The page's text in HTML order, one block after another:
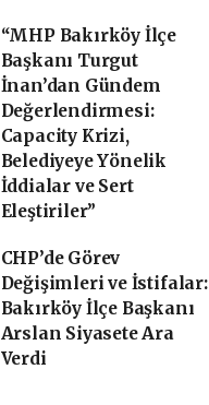
“MHP Bakırköy İlçe
Başkanı Turgut
İnan’dan Gündem
Değerlendirmesi:
Capacity Krizi,
Belediyeye Yönelik
İddialar ve Sert
Eleştiriler”
CHP’de Görev
Değişimleri ve İstifalar:
Bakırköy İlçe Başkanı
Arslan Siyasete Ara
Verdi